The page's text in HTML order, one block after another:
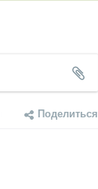
Поделиться